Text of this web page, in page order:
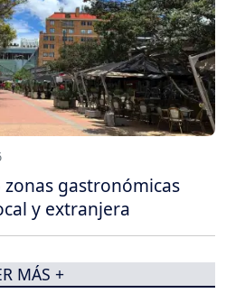
gastronómicas
y extranjera
MÁS +